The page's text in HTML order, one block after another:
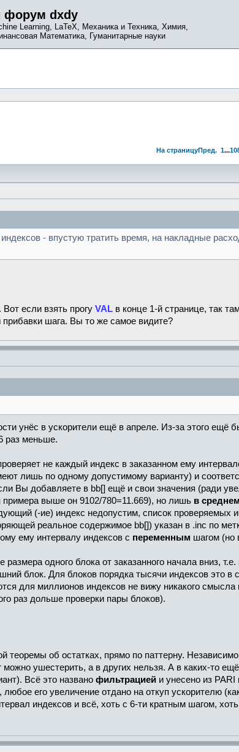
форум dxdy
Learning, LaTeX, Механика и Техника, Химия,
Математика, Гуманитарные науки
На страницуПред. 1...
- впустую тратить время, на накладные
если взять прогу VAL в конце 1-й странице, так
шага. Вы то же самое видите?
унёс в ускорители ещё в апреле. Из-за этого ещё
раз меньше.
не каждый индекс в заказанном ему
лишь по одному допустимому варианту) и
Вы добавляете в bb[] ещё и свои значения (ради
примера выше он 9102/780=11.669), но лишь в среднем
(-ие) индекс недопустим, список проверяемых
реальное содержимое bb[]) указан в .inc по
ему интервалу индексов с переменным шагом (но
одного блока от заказанного начала вниз,
блок. Для блоков порядка тысячи индексов это в
для миллионов индексов не вижу никакого смысла
раз дольше проверки пары блоков).
об остатках, прямо по паттерну.
ушестерить, а в других нельзя. А в каких-то
Всё это названо фильтрацией и унесено из PARI
его увеличение отдано на откуп ускорителю
индексов и всё, хоть с 6-ти кратным шагом,